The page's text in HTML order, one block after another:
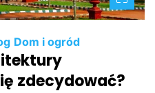
Dom i ogród
zdecydować?